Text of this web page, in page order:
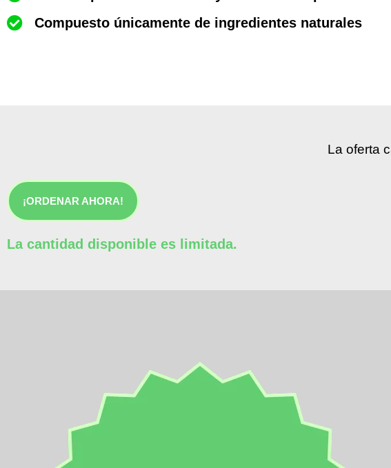
Compuesto únicamente de ingredientes naturales
La oferta
¡ORDENAR AHORA!
La cantidad disponible es limitada.